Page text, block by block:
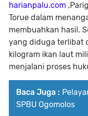
harianpalu.com
Torue dalam
membuahkan hasil.
yang diduga terlibat
kilogram ikan laut
menjalani proses
Baca Juga :
SPBU Ogomolos